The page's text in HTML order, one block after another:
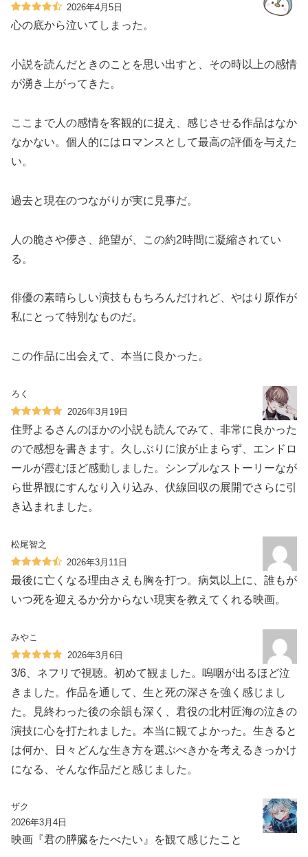
2026年4月5日
心の底から泣いてしまった。
小説を読んだときのことを思い出すと、その時以上の感情
が湧き上がってきた。
ここまで人の感情を客観的に捉え、感じさせる作品はなか
なかない。個人的にはロマンスとして最高の評価を与えた
い。
過去と現在のつながりが実に見事だ。
人の脆さや儚さ、絶望が、この約2時間に凝縮されてい
る。
俳優の素晴らしい演技ももちろんだけれど、やはり原作が
私にとって特別なものだ。
この作品に出会えて、本当に良かった。
ろく
2026年3月19日
住野よるさんのほかの小説も読んでみて、非常に良かった
ので感想を書きます。久しぶりに涙が止まらず、エンドロ
ールが霞むほど感動しました。シンプルなストーリーなが
ら世界観にすんなり入り込み、伏線回収の展開でさらに引
き込まれました。
松尾智之
2026年3月11日
最後に亡くなる理由さえも胸を打つ。病気以上に、誰もが
いつ死を迎えるか分からない現実を教えてくれる映画。
みやこ
2026年3月6日
3/6、ネフリで視聴。初めて観ました。嗚咽が出るほど泣
きました。作品を通して、生と死の深さを強く感じまし
た。見終わった後の余韻も深く、君役の北村匠海の泣きの
演技に心を打たれました。本当に観てよかった。生きると
は何か、日々どんな生き方を選ぶべきかを考えるきっかけ
になる、そんな作品だと感じました。
ザク
2026年3月4日
映画『君の膵臓をたべたい』を観て感じたこと